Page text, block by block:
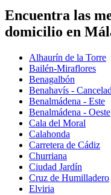
Encuentra las
domicilio en
Alhaurín de la Torre
Bailén-Miraflores
Benagalbón
Benahavís -
Benalmádena - Este
Benalmádena - Oeste
Cala del Moral
Calahonda
Carretera de Cádiz
Churriana
Ciudad Jardín
Cruz de Humilladero
Elviria